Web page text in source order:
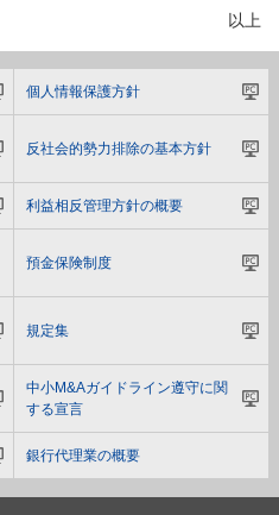
以上
個人情報保護方針
反社会的勢力排除の基本方針
利益相反管理方針の概要
預金保険制度
規定集
中小M&Aガイドライン遵守に関
する宣言
銀行代理業の概要